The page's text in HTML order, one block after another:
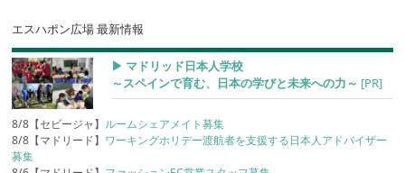
エスハポン広場 最新情報
▶︎ マドリッド日本人学校
～スペインで育む、日本の学びと未来への力～ [PR]
8/8【セビージャ】 ルームシェアメイト募集
8/8【マドリード】 ワーキングホリデー渡航者を支援する日本人アドバイザー
募集